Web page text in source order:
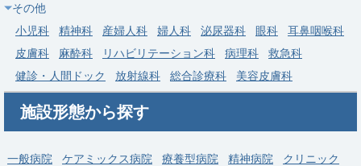
給与 年収 1,440万円 ～ 1,800万円
その他
小児科
精神科 産婦人科 婦人科 泌尿器科 眼科
耳鼻咽喉科
皮膚科
麻酔科 リハビリテーション科 病理科
救急科
健診・人間ドック
放射線科 総合診療科 美容皮膚科
施設形態から探す
一般病院 ケアミックス病院 療養型病院 精神病院
クリニック